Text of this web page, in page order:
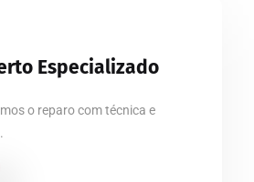
Especializado
o reparo com técnica e